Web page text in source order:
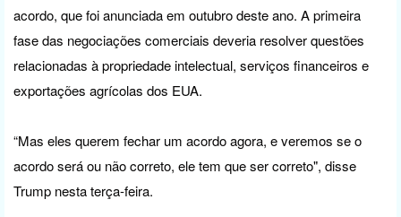
acordo, que foi anunciada em outubro deste ano. A primeira
fase das negociações comerciais deveria resolver questões
relacionadas à propriedade intelectual, serviços financeiros e
exportações agrícolas dos EUA.
“Mas eles querem fechar um acordo agora, e veremos se o
acordo será ou não correto, ele tem que ser correto", disse
Trump nesta terça-feira.